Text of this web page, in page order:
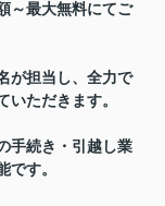
～最大無料にてご
が担当し、全力で
いただきます。
手続き・引越し業
です。